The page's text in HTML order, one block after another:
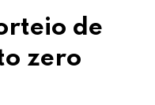
de
zero